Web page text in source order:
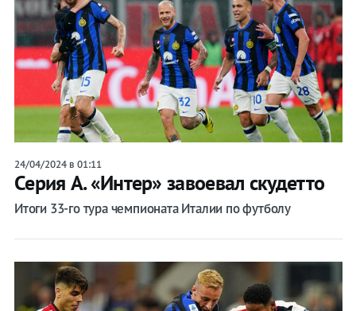
24/04/2024 в 01:11
Серия А. «Интер» завоевал скудетто
Итоги 33-го тура чемпионата Италии по футболу